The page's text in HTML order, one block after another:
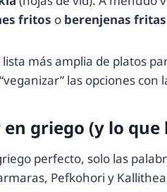
fritos o berenjenas fritas
más amplia de platos
las opciones con
en griego (y lo
perfecto, solo las
Pefkohori y